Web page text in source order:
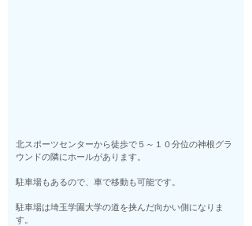
北スポーツセンターから徒歩で５～１０分位の神根グラ
ウンドの隣にホールがあります。
駐車場もあるので、車で移動も可能です。
駐車場は埼玉学園大学の道を挟んだ向かい側になりま
す。